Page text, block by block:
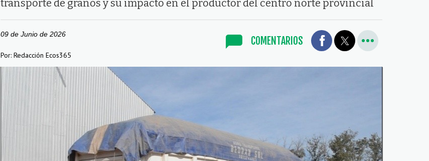
transporte de granos y su impacto en el productor del centro norte provincial
09 de Junio de 2026
Por: Redacción Ecos365
COMENTARIOS